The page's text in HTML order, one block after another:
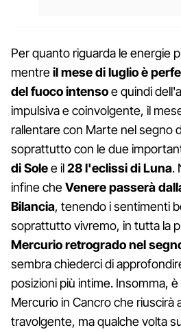
Per quanto riguarda le energie
mentreil mese di luglio è
del fuoco intensoe quindi
impulsiva e coinvolgente, il
rallentare con Marte nel segno
soprattutto con le due
di Solee il28 l'eclissi di Luna.
infine cheVenere passerà
Bilancia, tenendo i sentimenti
soprattutto vivremo, in tutta la
Mercurio retrogrado nel
sembra chiederci di
posizioni più intime. Insomma,
Mercurio in Cancro che riuscirà
travolgente, ma qualche volta